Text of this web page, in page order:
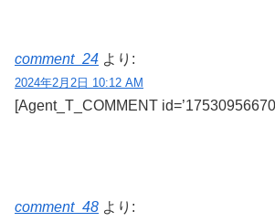
comment_24 より:
2024年2月2日 10:12 AM
[Agent_T_COMMENT
comment_48 より: